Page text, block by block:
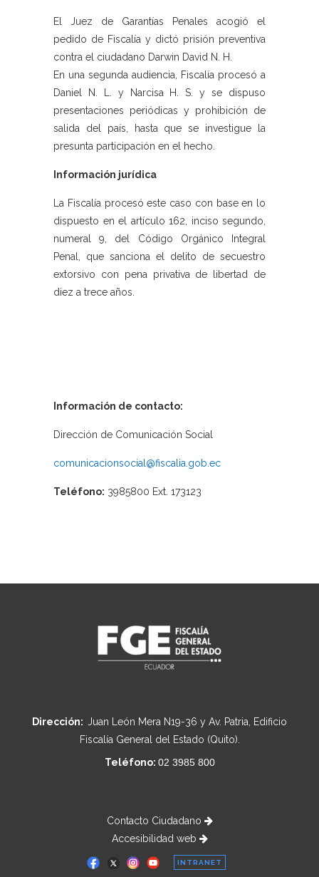
El Juez de Garantías Penales acogió el
pedido de Fiscalía y dictó prisión preventiva
contra el ciudadano Darwin David N. H.
En una segunda audiencia, Fiscalía procesó a
Daniel N. L. y Narcisa H. S. y se dispuso
presentaciones periódicas y prohibición de
salida del país, hasta que se investigue la
presunta participación en el hecho.
Información jurídica
La Fiscalía procesó este caso con base en lo
dispuesto en el artículo 162, inciso segundo,
numeral 9, del Código Orgánico Integral
Penal, que sanciona el delito de secuestro
extorsivo con pena privativa de libertad de
diez a trece años.
Información de contacto:
Dirección de Comunicación Social
comunicacionsocial@fiscalia.gob.ec
Teléfono: 3985800 Ext. 173123
Dirección: Juan León Mera N19-36 y Av. Patria, Edificio
Fiscalía General del Estado (Quito).
Teléfono: 02 3985 800
Contacto Ciudadano
Accesibilidad web
INTRANET